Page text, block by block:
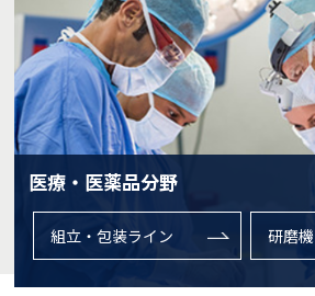
医療・医薬品分野
組立・包装ライン 研磨機